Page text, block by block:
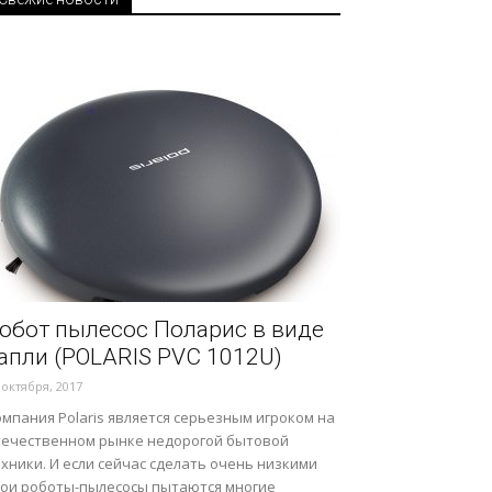
пылесос Поларис в виде
(POLARIS PVС 1012U)
2017
Polaris является серьезным игроком на
рынке недорогой бытовой
И если сейчас сделать очень низкими
роботы-пылесосы пытаются многие